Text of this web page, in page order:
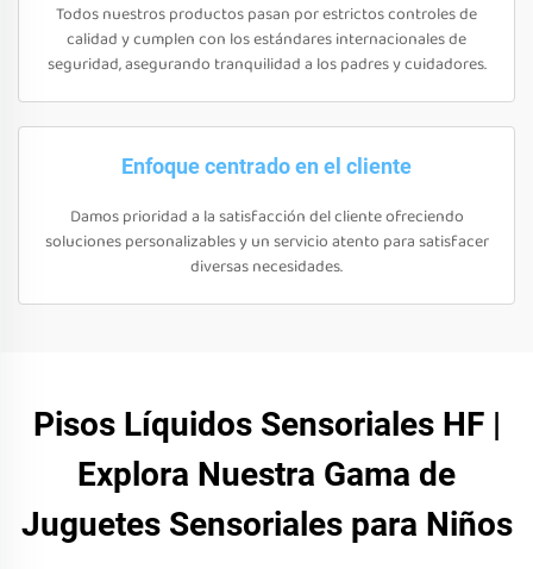
Todos nuestros productos pasan por estrictos controles de
calidad y cumplen con los estándares internacionales de
seguridad, asegurando tranquilidad a los padres y cuidadores.
Enfoque centrado en el cliente
Damos prioridad a la satisfacción del cliente ofreciendo
soluciones personalizables y un servicio atento para satisfacer
diversas necesidades.
Pisos Líquidos Sensoriales HF |
Explora Nuestra Gama de
Juguetes Sensoriales para Niños